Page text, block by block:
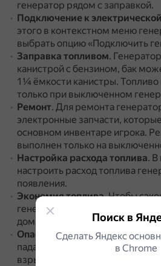
генератор рядом с заправкой.
Подключение к
этого в контекстном меню
выбрать опцию «Подключить
Заправка топливом.
канистрой с бензином, бак
1¼ ёмкости канистры.
только при выключенном
Ремонт. Для ремонта
электронные запчасти,
основном инвентаре игрока.
выполнен только на
Настройка расхода топлива. В
настроить расход топлива
появления.
Экономия топлива.Чтобы
генераторе, можно
домах.
Опасность возгорания.Если
падает ниже 50%, появляется
взрыва, если огонь включён в
Поиск в
Сделать Яндекс
в Сhrome